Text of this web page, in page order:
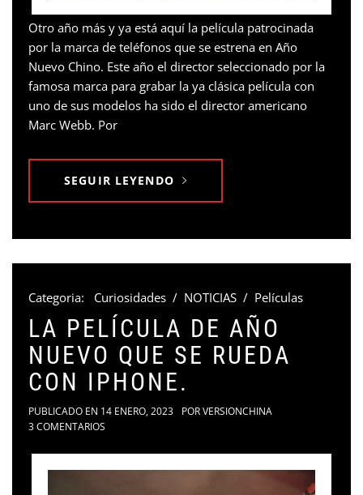
Otro año más y ya está aquí la película patrocinada
por la marca de teléfonos que se estrena en Año
Nuevo Chino. Este año el director seleccionado por la
famosa marca para grabar la ya clásica película con
uno de sus modelos ha sido el director americano
Marc Webb. Por
SEGUIR LEYENDO
Categoria: Curiosidades / NOTICIAS / Películas
LA PELÍCULA DE AÑO
NUEVO QUE SE RUEDA
CON IPHONE.
PUBLICADO EN 14 ENERO, 2023 PORVERSIONCHINA
3 COMENTARIOS